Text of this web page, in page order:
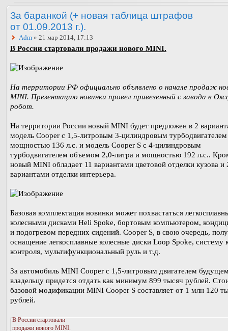
За баранкой (+ новая таблица штрафов
от 01.09.2013 г.).
Adm » 21 мар 2014, 17:13
В России стартовали продажи нового MINI.
На территории РФ официально объявлено о начале продаж
MINI. Презентацию новинки провел привезенный с завода в
робот.
На территории России новый MINI будет предложен в 2
модель Cooper с 1,5-литровым 3-цилиндровым турбодвигателем
мощностью 136 л.с. и модель Cooper S c 4-цилиндровым
турбодвигателем объемом 2,0-литра и мощностью 192 л.с..
новый MINI обладает 11 вариантами цветовой отделки кузова и
вариантами отделки интерьера.
Базовая комплектация новинки может похвастаться
колесными дисками Heli Spoke, бортовым компьютером,
и подогревом передних сидений. Cooper S, в свою очередь,
оснащение легкосплавные колесные диски Loop Spoke, систему
контроля, мультифункциональный руль и т.д.
За автомобиль MINI Cooper с 1,5-литровым двигателем
владельцу придется отдать как минимум 899 тысяч рублей.
базовой модификации MINI Cooper S составляет от 1 млн 120
рублей.
В России стартовали
продажи нового MINI.